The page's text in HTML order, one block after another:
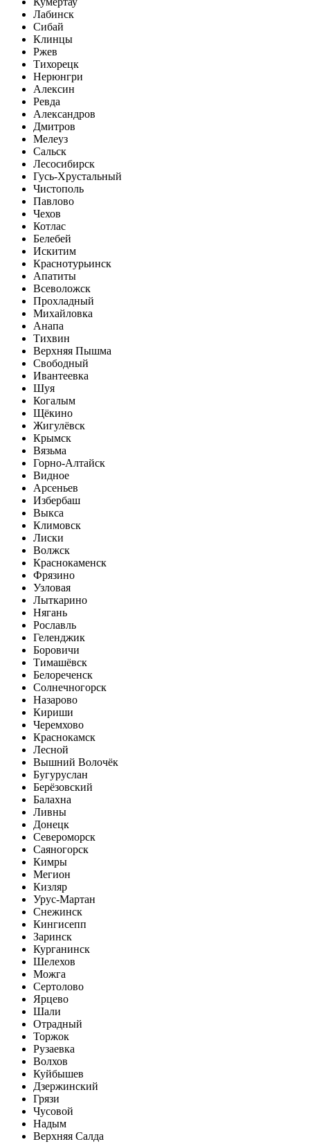
Лабинск
Сибай
Клинцы
Ржев
Тихорецк
Нерюнгри
Алексин
Ревда
Александров
Дмитров
Мелеуз
Сальск
Лесосибирск
Гусь-Хрустальный
Чистополь
Павлово
Чехов
Котлас
Белебей
Искитим
Краснотурьинск
Апатиты
Всеволожск
Прохладный
Михайловка
Анапа
Тихвин
Верхняя Пышма
Свободный
Ивантеевка
Шуя
Когалым
Щёкино
Жигулёвск
Крымск
Вязьма
Горно-Алтайск
Видное
Арсеньев
Избербаш
Выкса
Климовск
Лиски
Волжск
Краснокаменск
Фрязино
Узловая
Лыткарино
Нягань
Рославль
Геленджик
Боровичи
Тимашёвск
Белореченск
Солнечногорск
Назарово
Кириши
Черемхово
Краснокамск
Лесной
Вышний Волочёк
Бугуруслан
Берёзовский
Балахна
Ливны
Донецк
Североморск
Саяногорск
Кимры
Мегион
Кизляр
Урус-Мартан
Снежинск
Кингисепп
Заринск
Курганинск
Шелехов
Можга
Сертолово
Ярцево
Шали
Отрадный
Торжок
Рузаевка
Волхов
Куйбышев
Дзержинский
Грязи
Чусовой
Надым
Верхняя Салда